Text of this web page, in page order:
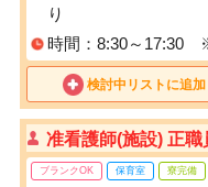
り
時間：8:30～17:30
検討中リストに追加
准看護師(施設) 正職
ブランクOK 保育室 寮完備